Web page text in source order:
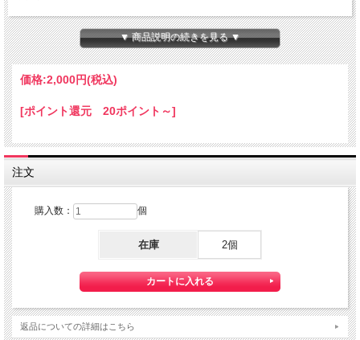
そんなBARMATをご家庭やガレージで
BBQなどの時も、かっこよく演出してくれます。
キッチンのオープンカウンターなどでのディスプレーにいかがでしょうか
サイズ 8ｘ605ｘ132 mm
素材 PVC
注意事項
※実物とパソコンモニター画面上で見た写真画像との色
い。
▼ 商品説明の続きを見る ▼
価格:2,000円(税込)
[ポイント還元 20ポイント～]
注文
購入数： 個
在庫 2個
返品についての詳細はこちら